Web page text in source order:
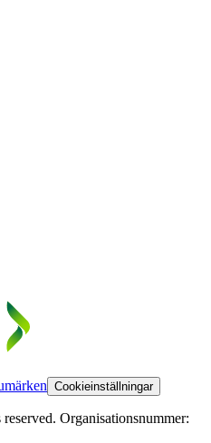
Cookieinställningar
Organisationsnummer: